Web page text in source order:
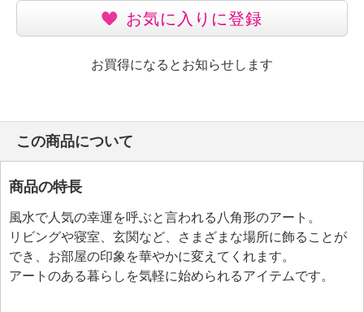
お気に入りに登録
お買得になるとお知らせします
この商品について
商品の特長
風水で人気の幸運を呼ぶと言われる八角形のアート。
リビングや寝室、玄関など、さまざまな場所に飾ることが
でき、お部屋の印象を華やかに変えてくれます。
アートのある暮らしを気軽に始められるアイテムです。